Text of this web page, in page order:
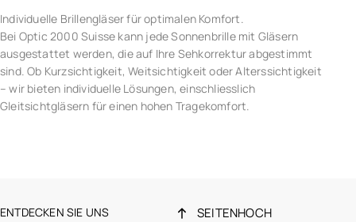
Individuelle Brillengläser für optimalen Komfort.
Bei Optic 2000 Suisse kann jede Sonnenbrille mit Gläsern
ausgestattet werden, die auf Ihre Sehkorrektur abgestimmt
sind. Ob Kurzsichtigkeit, Weitsichtigkeit oder Alterssichtigkeit
– wir bieten individuelle Lösungen, einschliesslich
Gleitsichtgläsern für einen hohen Tragekomfort.
ENTDECKEN SIE UNS SEITENHOCH